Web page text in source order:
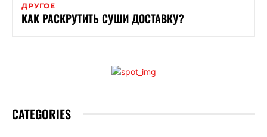
ДРУГОЕ
КАК РАСКРУТИТЬ СУШИ ДОСТАВКУ?
CATEGORIES